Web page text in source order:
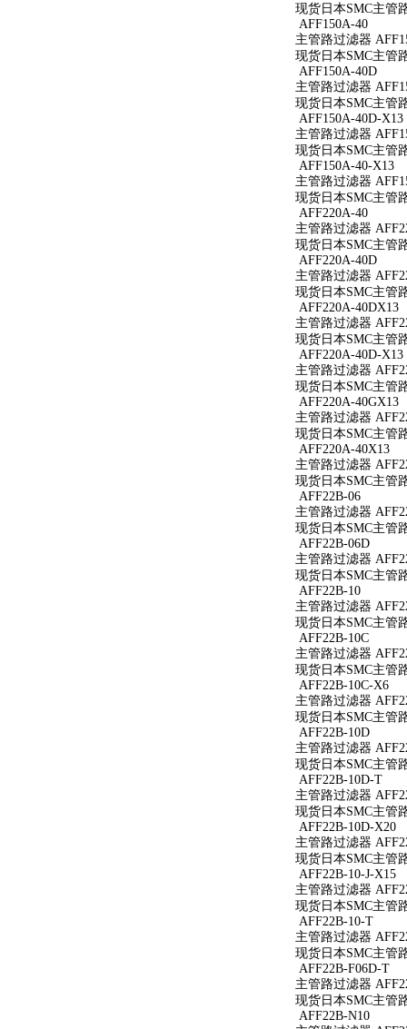
现货日本SMC主管
AFF150A-40
主管路过滤器
现货日本SMC主管
AFF150A-40D
主管路过滤器
现货日本SMC主管
AFF150A-40D-X13
主管路过滤器
现货日本SMC主管
AFF150A-40-X13
主管路过滤器
现货日本SMC主管
AFF220A-40
主管路过滤器
现货日本SMC主管
AFF220A-40D
主管路过滤器
现货日本SMC主管
AFF220A-40DX13
主管路过滤器
现货日本SMC主管
AFF220A-40D-X13
主管路过滤器
现货日本SMC主管
AFF220A-40GX13
主管路过滤器
现货日本SMC主管
AFF220A-40X13
主管路过滤器
现货日本SMC主管
AFF22B-06
主管路过滤器
现货日本SMC主管
AFF22B-06D
主管路过滤器
现货日本SMC主管
AFF22B-10
主管路过滤器
现货日本SMC主管
AFF22B-10C
主管路过滤器
现货日本SMC主管
AFF22B-10C-X6
主管路过滤器
现货日本SMC主管
AFF22B-10D
主管路过滤器
现货日本SMC主管
AFF22B-10D-T
主管路过滤器
现货日本SMC主管
AFF22B-10D-X20
主管路过滤器
现货日本SMC主管
AFF22B-10-J-X15
主管路过滤器
现货日本SMC主管
AFF22B-10-T
主管路过滤器
现货日本SMC主管
AFF22B-F06D-T
主管路过滤器
现货日本SMC主管
AFF22B-N10